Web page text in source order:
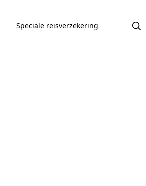
Speciale reisverzekering